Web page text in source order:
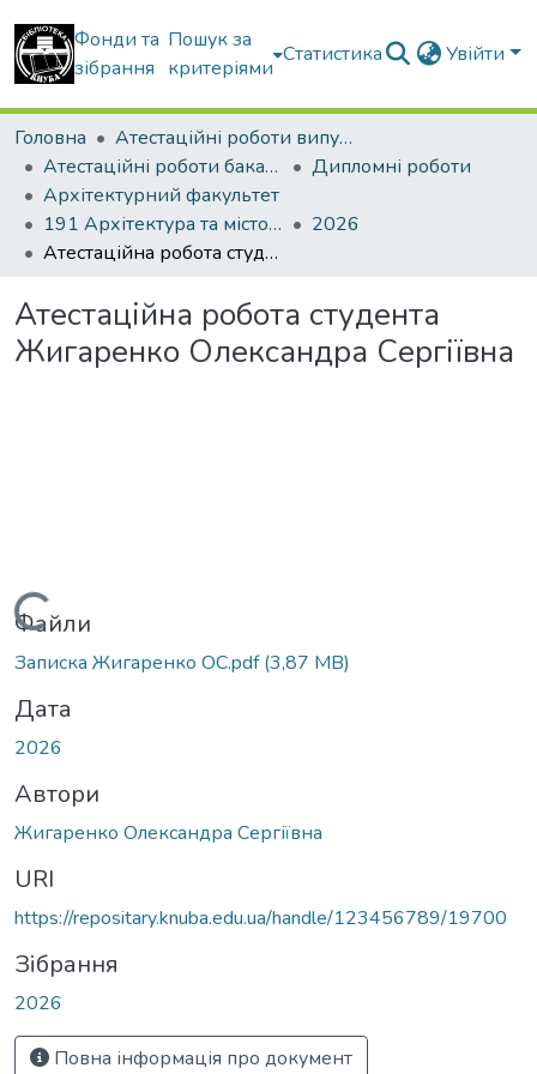
Фонди та
зібрання
Пошук за
критеріями
Статистика Увійти
Головна
Атестаційні роботи випускників
Атестаційні роботи бакалаврів
Дипломні роботи
Архітектурний факультет
191 Архітектура та містобудування. Дизайн архітектурного середовища
2026
Атестаційна робота студента Жигаренко Олександра Сергіївна
Атестаційна робота студента
Жигаренко Олександра Сергіївна
Вантажиться...
Файли
Записка Жигаренко ОС.pdf(3,87 MB)
Дата
2026
Автори
Жигаренко Олександра Сергіївна
URI
https://repositary.knuba.edu.ua/handle/123456789/19700
Зібрання
2026
Повна інформація про документ